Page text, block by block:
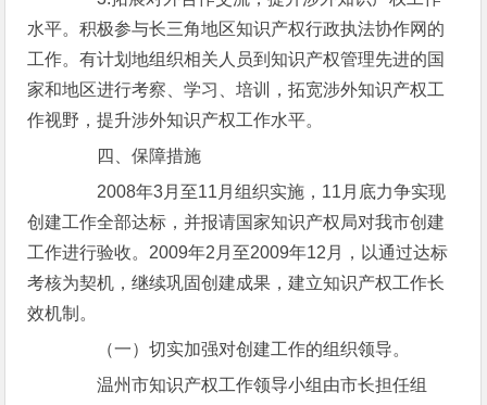
水平。积极参与长三角地区知识产权行政执法协作网的
工作。有计划地组织相关人员到知识产权管理先进的国
家和地区进行考察、学习、培训，拓宽涉外知识产权工
作视野，提升涉外知识产权工作水平。
四、保障措施
2008年3月至11月组织实施，11月底力争实现
创建工作全部达标，并报请国家知识产权局对我市创建
工作进行验收。2009年2月至2009年12月，以通过达标
考核为契机，继续巩固创建成果，建立知识产权工作长
效机制。
（一）切实加强对创建工作的组织领导。
温州市知识产权工作领导小组由市长担任组